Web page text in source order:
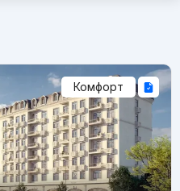
Комфорт